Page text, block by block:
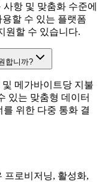
항 및 맞춤화 수준에
할 수 있는 플랫폼
원할 수 있습니다.
합니까?
메가바이트당 지불
있는 맞춤형 데이터
위한 다중 통화 결
프로비저닝, 활성화,